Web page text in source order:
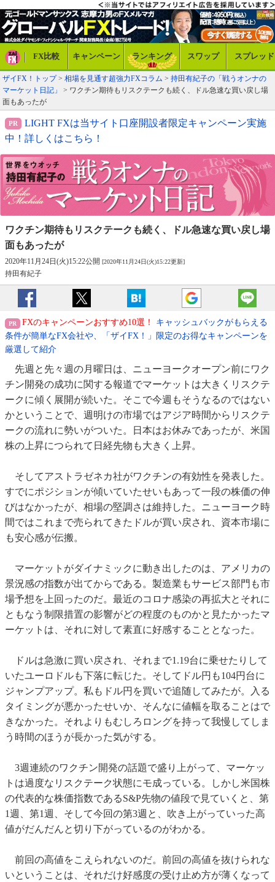
FX比較 キャンペーン ランキング スワップ スプレッド
ザイFX！トップ> 相場を見通す超強力FXコラム > 持田有紀子の「戦うオンナの
マーケット日記」
> ワクチン期待もリスクテークも続く、ドル急速な買い戻し場
面もあったが
LIGHT FXは当サイト口座開設者限定キャンペーン実施
中！詳しくはこちら！
ワクチン期待もリスクテークも続く、
ドル急速な買い戻し場
面もあったが
2020年11月24日(火)15:22公開 [2020年11月24日(火)15:22更新]
持田有紀子
FXのキャンペーンおすすめ10選！
キャッシュバックがもらえる
条件が簡単なFX会社や、「ザイFX！」限定のお得なキャンペーンを
厳選して紹介
先週と先々週の月曜日は、ニューヨークオープン前にワク
チン開発の成功に関する報道でマーケットは大きくリスクテ
ークに傾く展開が続いた。そこで今週もそうなるのではない
かということで、週明けの市場ではアジア時間からリスクテ
ークの流れに勢いがついた。日本はお休みであったが、米国
株の上昇につられて日経先物も大きく上昇。
そしてアストラゼネカ社がワクチンの有効性を発表した。
すでにポジションが傾いていたせいもあって一段の株価の伸
びはなかったが、相場の堅調さは維持した。ニューヨーク時
間ではこれまで売られてきたドルが買い戻され、資本市場に
も安心感が伝搬。
マーケットがダイナミックに動き出したのは、アメリカの
景況感の指数が出てからである。製造業もサービス部門も市
場予想を上回ったのだ。最近のコロナ感染の再拡大とそれに
ともなう制限措置の影響がどの程度のものかと見たかったマ
ーケットは、それに対して素直に好感することとなった。
ドルは急激に買い戻され、それまで1.19台に乗せたりして
いたユーロドルも下落に転じた。そしてドル円も104円台に
ジャンプアップ。私もドル円を買いで追随してみたが。入る
タイミングが悪かったせいか、そんなに値幅を取ることはで
きなかった。それよりもむしろロングを持って我慢してしま
う時間のほうが長かった気がする。
3週連続のワクチン開発の話題で盛り上がって、マーケッ
トは過度なリスクテーク状態にモ成っている。しかし米国株
の代表的な株価指数であるS&P先物の値段で見ていくと、第
1週、第1週、そして今回の第3週と、吹き上がっていった高
値がだんだんと切り下がっているのがわかる。
前回の高値をこえられないのだ。前回の高値を抜けられな
いということは、それだけ好感度の受け止め方が薄くなって